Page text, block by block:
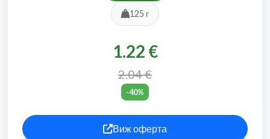
125 г
1.22 €
2.04 €
-40%
Виж оферта